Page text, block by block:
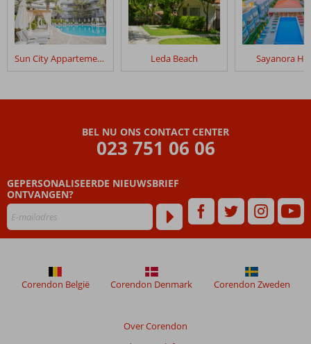
na
hun
verblijf
Risus
48
maanden
meer
om
de
Sun City Appartement & Hotel Leda Beach Sayanora
BEL NU ONS CONTACT CENTER
023 751 06 06
GEPERSONALISEERDE NIEUWSBRIEF
ONTVANGEN?
Over Corendon
Corendon België Corendon Denmark Corendon Zweden